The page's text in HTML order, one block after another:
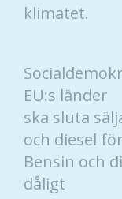
klimatet.
EU:s länder
ska sluta
och diesel
Bensin och
dåligt